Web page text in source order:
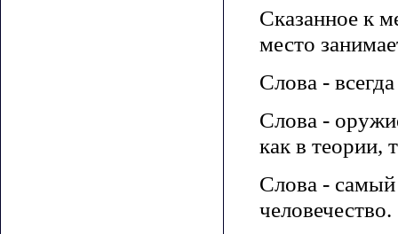
Сказанное к
место
Слова -
Слова -
как в теории,
Слова - самый